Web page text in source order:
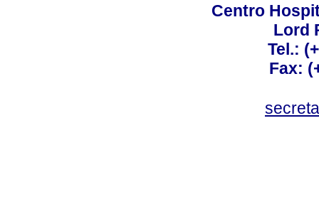
Centro
Lord
Tel.:
Fax: